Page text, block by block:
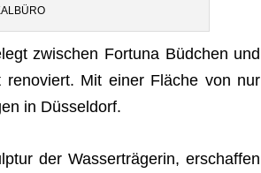
zwi­schen For­tuna Büd­chen und
Mit einer Flä­che von nur
in Düsseldorf.
der Was­ser­trä­ge­rin, erschaf­fen